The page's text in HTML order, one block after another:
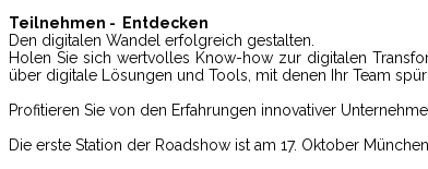
Teilnehmen - Entdecken
Den digitalen Wandel erfolgreich gestalten.
Holen Sie sich wertvolles Know-how zur digitalen
über digitale Lösungen und Tools, mit denen Ihr Team
Profitieren Sie von den Erfahrungen innovativer
Die erste Station der Roadshow ist am 17. Oktober